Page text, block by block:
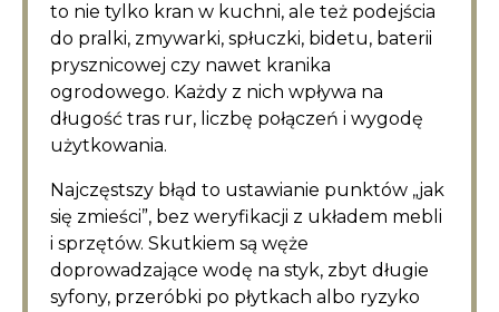
to nie tylko kran w kuchni, ale też podejścia
do pralki, zmywarki, spłuczki, bidetu, baterii
prysznicowej czy nawet kranika
ogrodowego. Każdy z nich wpływa na
długość tras rur, liczbę połączeń i wygodę
użytkowania.
Najczęstszy błąd to ustawianie punktów „jak
się zmieści”, bez weryfikacji z układem mebli
i sprzętów. Skutkiem są węże
doprowadzające wodę na styk, zbyt długie
syfony, przeróbki po płytkach albo ryzyko